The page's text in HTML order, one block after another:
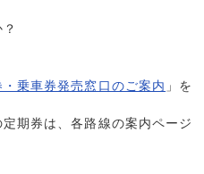
・乗車券発売窓口のご案内 」を
期券は、各路線の案内ページ